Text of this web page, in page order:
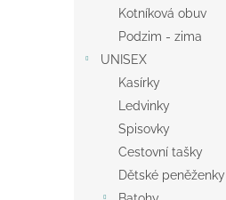
Kotníková obuv
Podzim - zima
UNISEX
Kasírky
Ledvinky
Spisovky
Cestovní tašky
Dětské peněženky